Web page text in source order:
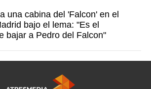
una cabina del 'Falcon' en el
bajo el lema: "Es el
bajar a Pedro del Falcon"